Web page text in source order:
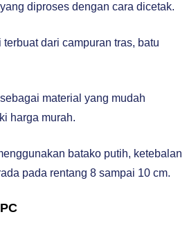
diproses dengan cara dicetak.
dari campuran tras, batu
material yang mudah
harga murah.
batako putih, ketebalan
pada rentang 8 sampai 10 cm.